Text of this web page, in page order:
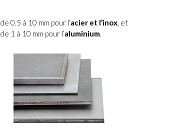
de 0.5 à 10 mm pour l’acier et l’inox, et
de 1 à 10 mm pour l’aluminium.